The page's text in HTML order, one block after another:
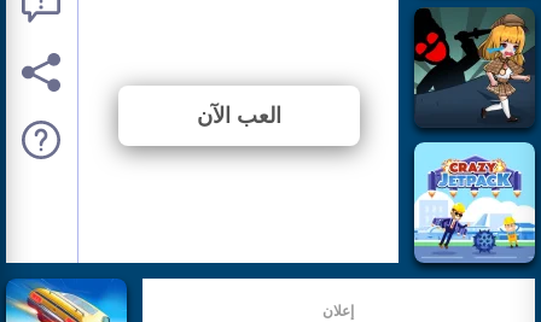
العب الآن
إعلان